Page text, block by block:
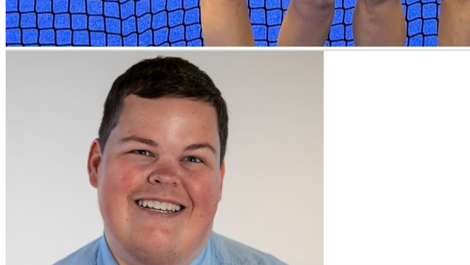
Oplev events i
Vendsyssel
Find aktuelle oplevelser, koncerter, kultur,
natur og lokale events.